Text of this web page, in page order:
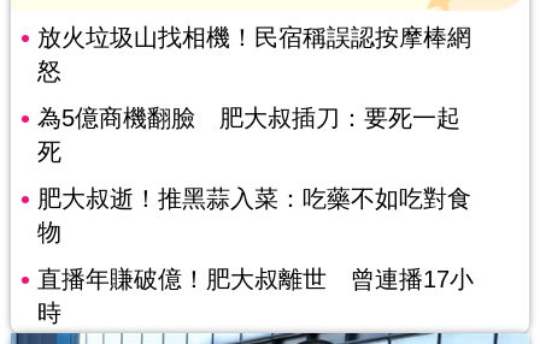
放火垃圾山找相機！民宿稱誤認按摩棒網
怒
為5億商機翻臉 肥大叔插刀：要死一起
死
肥大叔逝！推黑蒜入菜：吃藥不如吃對食
物
直播年賺破億！肥大叔離世 曾連播17小
時